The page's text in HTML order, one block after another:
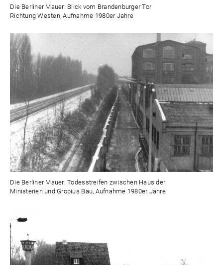
Die Berliner Mauer: Blick vom Brandenburger Tor
Richtung Westen, Aufnahme 1980er Jahre
Die Berliner Mauer: Todesstreifen zwischen Haus der
Ministerien und Gropius Bau, Aufnahme 1980er Jahre